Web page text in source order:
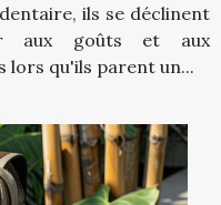
ils se déclinent
aux goûts et aux
lors qu'ils parent un...